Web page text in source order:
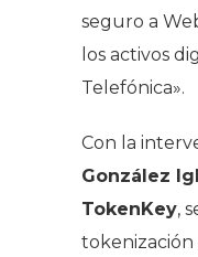
seguro a
los activos
Telefónica».
Con la
González
TokenKey,
tokenización